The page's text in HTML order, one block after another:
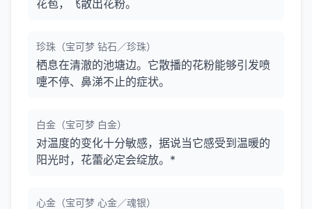
花苞，飞散出花粉。
珍珠（宝可梦 钻石／珍珠）
栖息在清澈的池塘边。它散播的花粉能够引发喷
嚏不停、鼻涕不止的症状。
白金（宝可梦 白金）
对温度的变化十分敏感，据说当它感受到温暖的
阳光时，花蕾必定会绽放。*
心金（宝可梦 心金／魂银）